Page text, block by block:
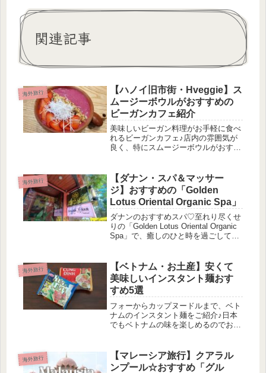
関連記事
海外旅行
【ハノイ旧市街・Hveggie】ス
ムージーボウルがおすすめの
ビーガンカフェ紹介
美味しいビーガン料理がお手軽に食べ
れるビーガンカフェ♪店内の雰囲気が
良く、特にスムージーボウルがおすす
海外旅行
【ダナン・スパ＆マッサー
ジ】おすすめの「Golden
Lotus Oriental Organic Spa」
ダナンのおすすめスパ♡至れり尽くせ
りの「Golden Lotus Oriental Organic
Spa」で、癒しのひと時を過ごしてみ
海外旅行
【ベトナム・お土産】安くて
美味しいインスタント麺おす
すめ5選
フォーからカップヌードルまで、ベト
ナムのインスタント麺をご紹介♪日本
でもベトナムの味を楽しめるのでおす
海外旅行
【マレーシア旅行】クアラル
ンプール☆おすすめ「グル